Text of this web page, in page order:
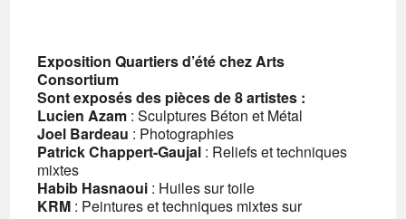
Exposition Quartiers d’été chez Arts
Consortium
Sont exposés des pièces de 8 artistes :
Lucien Azam : Sculptures Béton et Métal
Joel Bardeau : Photographies
Patrick Chappert-Gaujal : Reliefs et techniques
mixtes
Habib Hasnaoui : Huiles sur toile
KRM : Peintures et techniques mixtes sur